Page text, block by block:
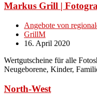
Markus Grill |
Angebote von
GrillM
16. April 2020
Wertgutscheine für alle
Neugeborene, Kinder,
North-West